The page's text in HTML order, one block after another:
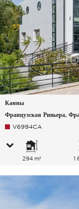
Канны
Французская Ривьера,
V6994CA
294 m² 1